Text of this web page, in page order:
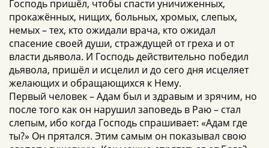
Господь пришёл, чтобы спасти уничиженных,
прокажённых, нищих, больных, хромых, слепых,
немых – тех, кто ожидали врача, кто ожидал
спасение своей души, страждущей от греха и от
власти дьявола. И Господь действительно победил
дьявола, пришёл и исцелил и до сего дня исцеляет
желающих и обращающихся к Нему.
Первый человек – Адам был и здравым и зрячим, но
после того как он нарушил заповедь в Раю – стал
слепым, ибо когда Господь спрашивает: «Адам где
ты?» Он прятался. Этим самым он показывал свою